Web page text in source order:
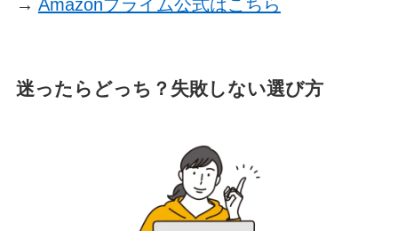
→ Amazonプライム公式はこちら
迷ったらどっち？失敗しない選び方